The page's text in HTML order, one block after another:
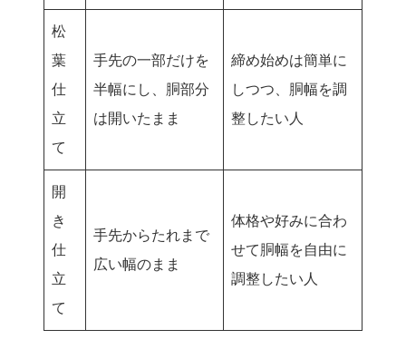
松
葉
仕
立
て
手先の一部だけを
半幅にし、胴部分
は開いたまま
締め始めは簡単に
しつつ、胴幅を調
整したい人
開
き
仕
立
て
手先からたれまで
広い幅のまま
体格や好みに合わ
せて胴幅を自由に
調整したい人